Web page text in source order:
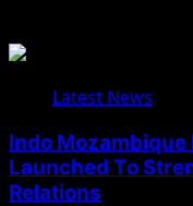
Latest News
Indo
Launched To
Relations